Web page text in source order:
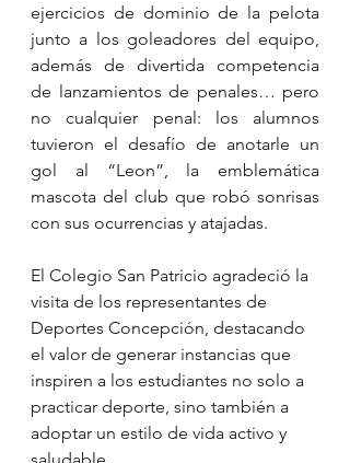
ejercicios de dominio de la pelota
junto a los goleadores del equipo,
además de divertida competencia
de lanzamientos de penales… pero
no cualquier penal: los alumnos
tuvieron el desafío de anotarle un
gol al “Leon”, la emblemática
mascota del club que robó sonrisas
con sus ocurrencias y atajadas.
El Colegio San Patricio agradeció la
visita de los representantes de
Deportes Concepción, destacando
el valor de generar instancias que
inspiren a los estudiantes no solo a
practicar deporte, sino también a
adoptar un estilo de vida activo y